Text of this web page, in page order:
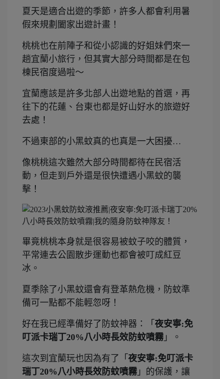
夏天是適合出遊的季節，許多人都會利用暑
假來規劃闔家出遊計畫！
桃桃也在前陣子和從小認識的好姐妹們來一
趟宜蘭小旅行，但其實大部分時間都是在包
棟民宿度過啦～
宜蘭應該是許多北部人出遊地點的首選，再
往下的花蓮、台東也都是好山好水的旅遊好
去處！
不過東部的小黑蚊真的也真是一大困擾…
像桃桃這次雖然大部分時間都待在民宿活
動，但走到戶外還是很快遭遇小黑蚊的襲
擊！
畢竟桃桃本身就是很容易被蚊子咬的體質，
平常連去公園散步運動也都會被叮成紅豆
冰。
夏季除了小黑蚊還會有登革熱危機，防蚊準
備可一點都不能輕忽呀！
好在我已經準備好了防蚊神器：「 夜安寧:免
叮派卡瑞丁20%八小時長效防蚊噴霧 」。
這次到宜蘭玩也因為有了「 夜安寧:免叮派卡
瑞丁20%八小時長效防蚊噴霧 」的保護，讓